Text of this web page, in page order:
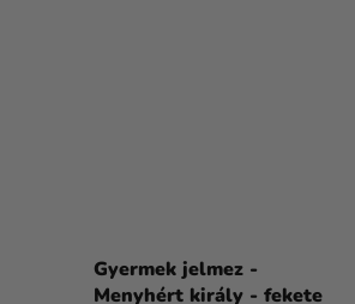
Gyermek jelmez -
Menyhért király - fekete